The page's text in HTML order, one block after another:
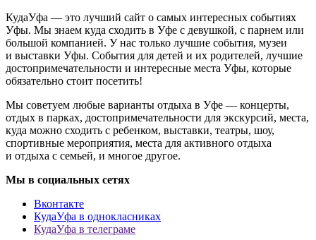
КудаУфа — это лучший сайт о самых интересных событиях
Уфы. Мы знаем куда сходить в Уфе с девушкой, с парнем или
большой компанией. У нас только лучшие события, музеи
и выставки Уфы. События для детей и их родителей, лучшие
достопримечательности и интересные места Уфы, которые
обязательно стоит посетить!
Мы советуем любые варианты отдыха в Уфе — концерты,
отдых в парках, достопримечательности для экскурсий, места,
куда можно сходить с ребенком, выставки, театры, шоу,
спортивные мероприятия, места для активного отдыха
и отдыха с семьей, и многое другое.
Мы в социальных сетях
Вконтакте
КудаУфа в однокласниках
КудаУфа в телеграме